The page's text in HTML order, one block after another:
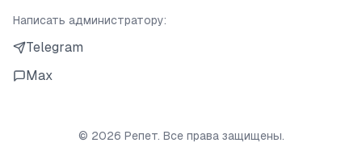
Написать администратору:
Telegram
Max
© 2026 Репет. Все права защищены.